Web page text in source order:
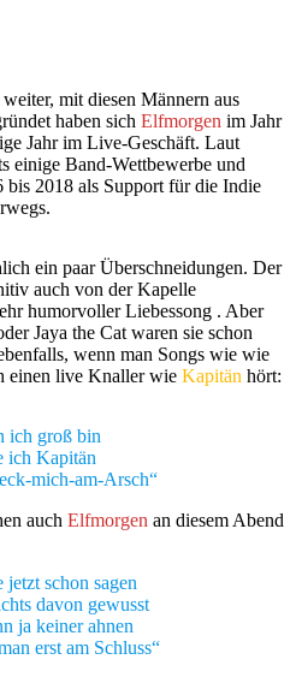
mit diesen Männern aus
haben sich Elfmorgen im Jahr
Jahr im Live-Geschäft. Laut
einige Band-Wettbewerbe und
bis 2018 als Support für die Indie
ein paar Überschneidungen. Der
auch von der Kapelle
humorvoller Liebessong . Aber
Jaya the Cat waren sie schon
wenn man Songs wie wie
einen live Knaller wie Kapitän hört:
ich groß bin
ich Kapitän
mich-am-Arsch“
auch Elfmorgen an diesem Abend
jetzt schon sagen
davon gewusst
ja keiner ahnen
erst am Schluss“